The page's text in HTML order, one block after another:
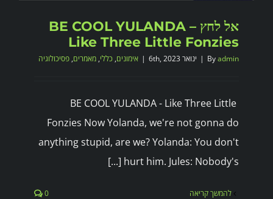
אל לחץ BE COOL YULANDA –
Like Three Little Fonzies
Byadmin
| ינואר 6th, 2023 | אימונים, כללי, מאמרים, פסיכולוגיה
BE COOL YULANDA - Like Three Little
Fonzies Now Yolanda, we're not gonna do
anything stupid, are we? Yolanda: You don't
hurt him. Jules: Nobody's [...]
להמשך קריאה 0